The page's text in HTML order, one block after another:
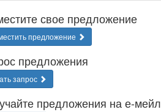
свое предложение
предложение
предложения
запрос
предложения на е-мейл